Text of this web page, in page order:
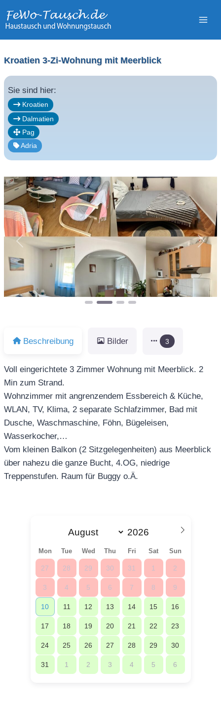
Inhalt
Kroatien 3-Zi-Wohnung mit Meerblick
Sie sind hier:
Kroatien
Dalmatien
Pag
Adria
Vorheriges
Beschreibung Bilder 3
Voll eingerichtete 3 Zimmer Wohnung mit Meerblick. 2
Min zum Strand.
Wohnzimmer mit angrenzendem Essbereich & Küche,
WLAN, TV, Klima, 2 separate Schlafzimmer, Bad mit
Dusche, Waschmaschine, Föhn, Bügeleisen,
Wasserkocher,…
Vom kleinen Balkon (2 Sitzgelegenheiten) aus Meerblick
über nahezu die ganze Bucht, 4.OG, niedrige
Treppenstufen. Raum für Buggy o.Ä.
Mon Tue Wed Thu Fri Sat Sun
27 28 29 30 31 1 2
3 4 5 6 7 8 9
10 11 12 13 14 15 16
17 18 19 20 21 22 23
24 25 26 27 28 29 30
31 1 2 3 4 5 6